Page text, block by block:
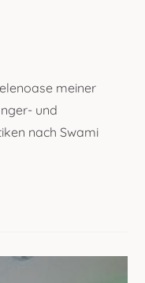
meiner
und
nach Swami